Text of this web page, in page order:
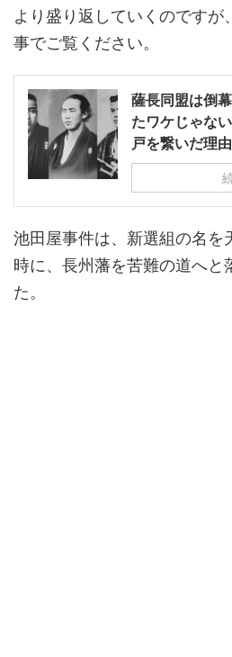
より盛り返していくのですが
事でご覧ください。
薩長同盟は倒
たワケじゃな
戸を繋いだ理由
池田屋事件は、新選組の名を
時に、長州藩を苦難の道へと
た。